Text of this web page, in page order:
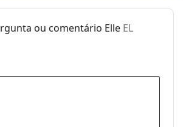
Mulherou comentário Elle EL